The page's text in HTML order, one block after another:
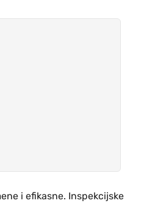
i efikasne. Inspekcijske